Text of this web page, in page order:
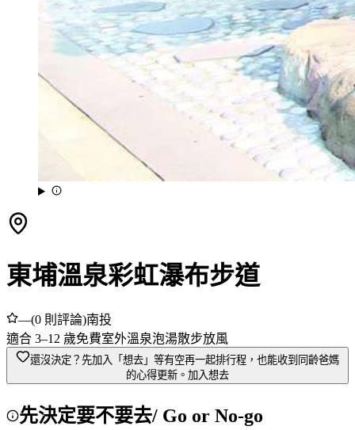
東埔溫泉彩虹瀑布步道
—(0 則評論)南投
適合 3–12 歲免費室外溫泉泡湯散步放風
還沒決定？先加入「想去」 等有空再一起排行程，也能收到同齡爸媽
的心得更新。 加入想去
先決定要不要去/ Go or No-go